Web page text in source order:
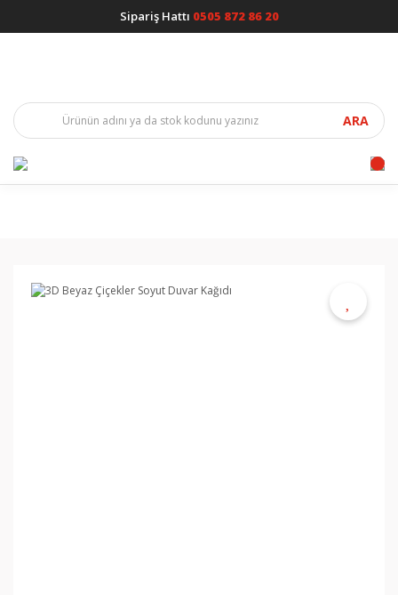
Sipariş Hattı 0505 872 86 20
ARA